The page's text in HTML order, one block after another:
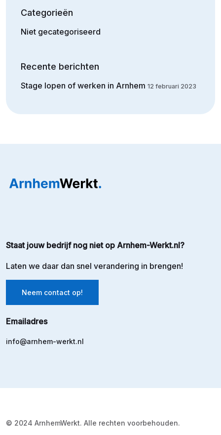
Categorieën
Niet gecategoriseerd
Recente berichten
Stage lopen of werken in Arnhem 12 februari 2023
Staat jouw bedrijf nog niet op Arnhem-Werkt.nl?
Laten we daar dan snel verandering in brengen!
Neem contact op!
Emailadres
info@arnhem-werkt.nl
© 2024 ArnhemWerkt. Alle rechten voorbehouden.